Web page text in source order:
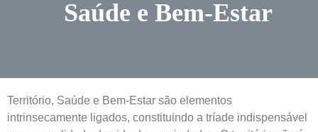
Saúde e Bem-Estar
Território, Saúde e Bem-Estar são elementos
intrinsecamente ligados, constituindo a tríade indispensável